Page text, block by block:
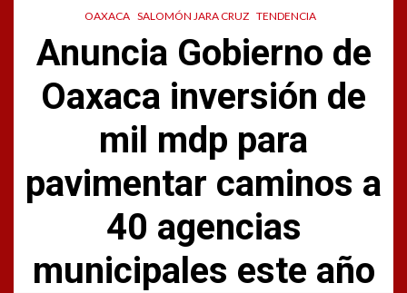
OAXACA SALOMÓN JARA CRUZ TENDENCIA
Anuncia Gobierno de
Oaxaca inversión de
mil mdp para
pavimentar caminos a
40 agencias
municipales este año